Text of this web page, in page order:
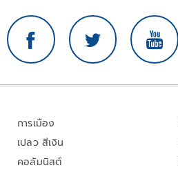
การเมือง
เปลว สีเงิน
คอลัมนิสต์